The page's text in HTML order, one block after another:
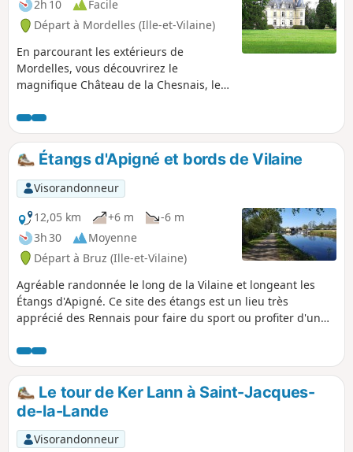
2h 10
Facile
Départ à Mordelles (Ille-et-Vilaine)
En parcourant les extérieurs de
Mordelles, vous découvrirez le
magnifique Château de la Chesnais, les
Pressoir, un beau moulin, les Étangs de
la Biardais et un temple gallo-romain.
Étangs d'Apigné et bords de Vilaine
Visorandonneur
12,05 km
+6 m
-6 m
3h 30
Moyenne
Départ à Bruz (Ille-et-Vilaine)
Agréable randonnée le long de la Vilaine et longeant les
Étangs d'Apigné. Ce site des étangs est un lieu très
apprécié des Rennais pour faire du sport ou profiter d'un
pied ou des cyclistes au long du sentier.
Le tour de Ker Lann à Saint-Jacques-
de-la-Lande
Visorandonneur